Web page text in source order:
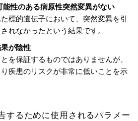
能性のある病原性突然変異がない
標的遺伝子において、突然変異を引
れなかったという結果です。
が陰性
を保証するものではありませんが、
疾患のリスクが非常に低いことを示
するために使用されるパラメー